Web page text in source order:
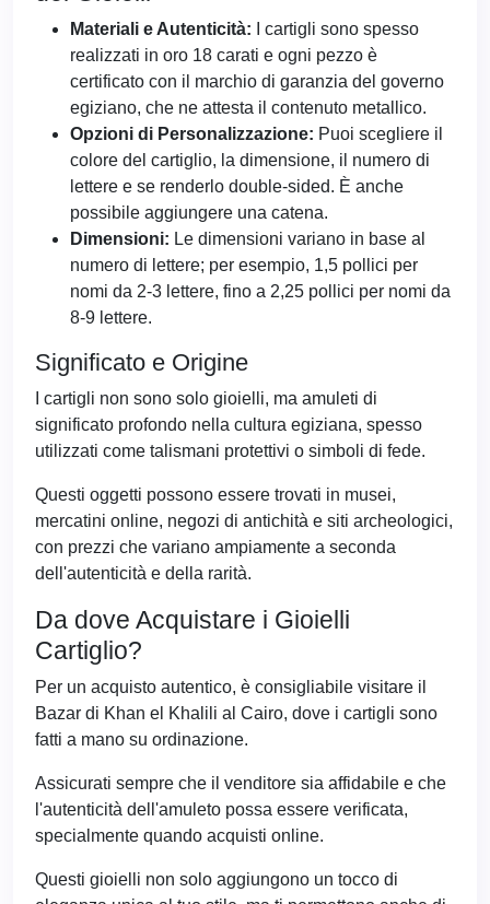
Materiali e Autenticità: I cartigli sono spesso
realizzati in oro 18 carati e ogni pezzo è
certificato con il marchio di garanzia del governo
egiziano, che ne attesta il contenuto metallico.
Opzioni di Personalizzazione: Puoi scegliere il
colore del cartiglio, la dimensione, il numero di
lettere e se renderlo double-sided. È anche
possibile aggiungere una catena.
Dimensioni: Le dimensioni variano in base al
numero di lettere; per esempio, 1,5 pollici per
nomi da 2-3 lettere, fino a 2,25 pollici per nomi da
8-9 lettere.
Significato e Origine
I cartigli non sono solo gioielli, ma amuleti di
significato profondo nella cultura egiziana, spesso
utilizzati come talismani protettivi o simboli di fede.
Questi oggetti possono essere trovati in musei,
mercatini online, negozi di antichità e siti archeologici,
con prezzi che variano ampiamente a seconda
dell'autenticità e della rarità.
Da dove Acquistare i Gioielli
Cartiglio?
Per un acquisto autentico, è consigliabile visitare il
Bazar di Khan el Khalili al Cairo, dove i cartigli sono
fatti a mano su ordinazione.
Assicurati sempre che il venditore sia affidabile e che
l'autenticità dell'amuleto possa essere verificata,
specialmente quando acquisti online.
Questi gioielli non solo aggiungono un tocco di